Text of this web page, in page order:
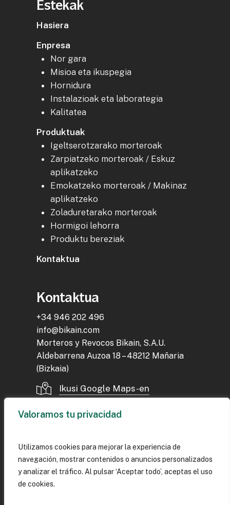
Valoramos tu privacidad
Utilizamos cookies para mejorar la experiencia de
navegación, mostrar contenidos o anuncios personalizados
y analizar el tráfico. Al pulsar ‘Aceptar todo’, aceptas el uso
de cookies.
Estekak
Hasiera
Enpresa
Nor gara
Misioa eta ikuspegia
Hornidura
Instalazioak eta laborategia
Kalitatea
Produktuak
Igeltserotzarako morteroak
Zarpiatzeko morteroak / Eskuz
aplikatzeko
Emokatzeko morteroak / Makinaz
aplikatzeko
Zoladuretarako morteroak
Hormigoi lehorra
Produktu bereziak
Kontaktua
Kontaktua
+34 946 202 496
info@bikain.com
Morteros y Revocos Bikain, S.A.U.
Aldebarrena Auzoa 18 – 48212 Mañaria
(Bizkaia)
Ikusi Google Maps-en